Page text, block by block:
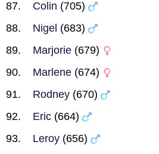
Colin (705)
Nigel (683)
Marjorie (679)
Marlene (674)
Rodney (670)
Eric (664)
Leroy (656)